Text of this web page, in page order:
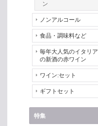
ン
ノンアルコール
食品・調味料など
毎年大人気のイタリア
の新酒の赤ワイン
ワイン:セット
ギフトセット
特集